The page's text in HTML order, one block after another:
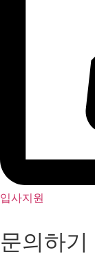
입사지원
문의하기